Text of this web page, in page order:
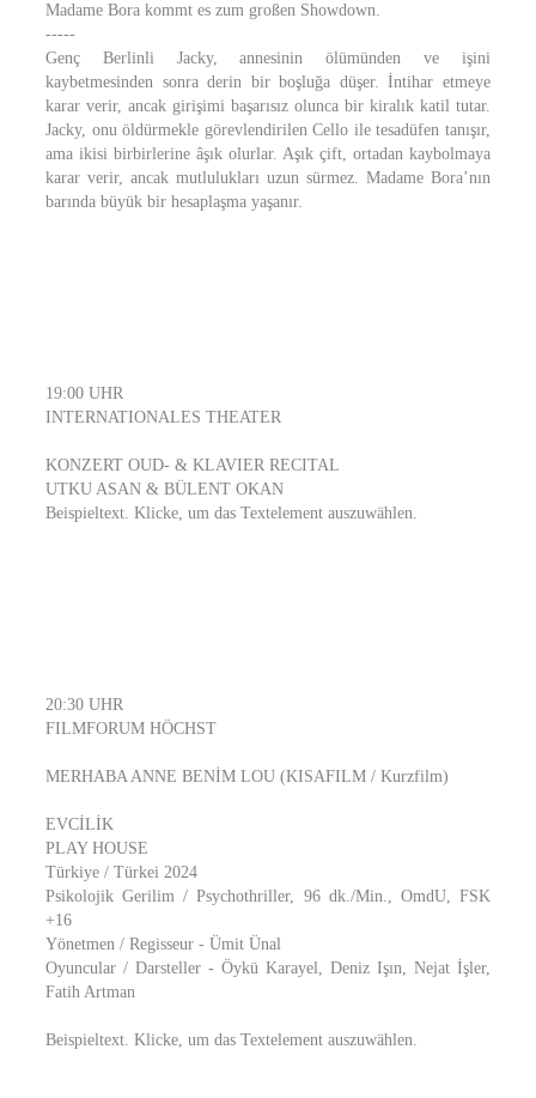
Madame Bora kommt es zum großen Showdown.
-----
Genç Berlinli Jacky, annesinin ölümünden ve işini
kaybetmesinden sonra derin bir boşluğa düşer. İntihar etmeye
karar verir, ancak girişimi başarısız olunca bir kiralık katil tutar.
Jacky, onu öldürmekle görevlendirilen Cello ile tesadüfen tanışır,
ama ikisi birbirlerine âşık olurlar. Aşık çift, ortadan kaybolmaya
karar verir, ancak mutlulukları uzun sürmez. Madame Bora’nın
barında büyük bir hesaplaşma yaşanır.
19:00 UHR
INTERNATIONALES THEATER
KONZERT OUD- & KLAVIER RECITAL
UTKU ASAN & BÜLENT OKAN
Beispieltext. Klicke, um das Textelement auszuwählen.
20:30 UHR
FILMFORUM HÖCHST
MERHABA ANNE BENİM LOU (KISAFILM / Kurzfilm)
EVCİLİK
PLAY HOUSE
Türkiye / Türkei 2024
Psikolojik Gerilim / Psychothriller, 96 dk./Min., OmdU, FSK
+16
Yönetmen / Regisseur - Ümit Ünal
Oyuncular / Darsteller - Öykü Karayel, Deniz Işın, Nejat İşler,
Fatih Artman
Beispieltext. Klicke, um das Textelement auszuwählen.